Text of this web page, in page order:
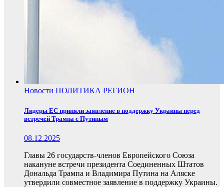
Новости ПОЛИТИКА РЕГИОН
Лидеры ЕС приняли заявление в поддержку Украины перед
встречей Трампа с Путиным
08.12.2025
Главы 26 государств-членов Европейского Союза
накануне встречи президента Соединенных Штатов
Дональда Трампа и Владимира Путина на Аляске
утвердили совместное заявление в поддержку Украины.